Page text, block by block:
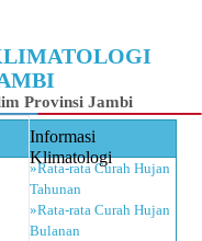
Provinsi Jambi
Informasi
Klimatologi
»Rata-rata Curah Hujan
Tahunan
»Rata-rata Curah Hujan
Bulanan